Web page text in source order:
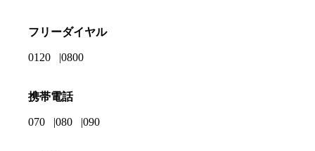
フリーダイヤル
0120 0800
携帯電話
070 080 090